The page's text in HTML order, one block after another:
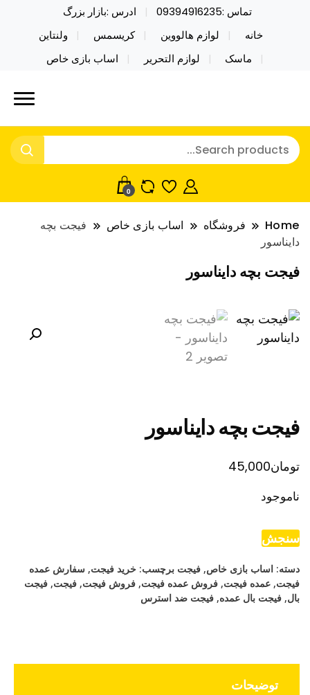
تماس :09394916235
ادرس :بازار بزرگ
خانه
لوازم هالووین کریسمس
ولنتاین
ماسک
لوازم التحریر اساب بازی خاص
نایکر توی فروش عمده لوازم هالووین
ولن تاین کادویی کریسمس اکسسوری
خرید محصولات خاص فیجت اسباب بازی تراول ماگ نایکر
توی فروش عمده لوازم هالووین ولن تاین کادویی
کریسمس اکسسوری ماسک در واردات مستقیم
0
Home فروشگاه اساب بازی خاص
فیجت بچه
دایناسور
فیجت بچه دایناسور
فیجت بچه دایناسور
تومان45,000
ناموجود
سنجش
دسته: اساب بازی خاص, فیجت برچسب: خرید فیجت, سفارش عمده
فیجت, عمده فیجت, فروش عمده فیجت, فروش فیجت, فیجت, فیجت
بال, فیجت بال عمده, فیجت ضد استرس
توضیحات